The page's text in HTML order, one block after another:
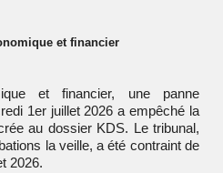
et financier
et financier, une panne
1er juillet 2026 a empêché la
au dossier KDS. Le tribunal,
la veille, a été contraint de
2026.